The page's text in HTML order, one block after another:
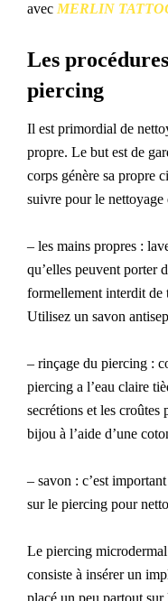
avec MERLIN
Les
piercing
Il est primordial de
propre. Le but est de
corps génère sa propre
suivre pour le
– les mains propres :
qu’elles peuvent porter
formellement interdit de
Utilisez un savon
– rinçage du piercing :
piercing a l’eau claire
secrétions et les croûtes
bijou à l’aide d’une
– savon : c’est
sur le piercing pour
Le piercing
consiste à insérer un